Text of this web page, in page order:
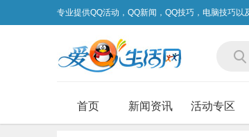
专业提供QQ活动，QQ新闻，QQ技巧，电脑技巧以
首页 新闻资讯 活动专区